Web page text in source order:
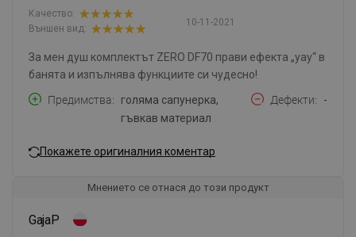
10-11-2021
Качество:
Външен вид:
За мен душ комплектът ZERO DF70 прави ефекта „уау“ в
банята и изпълнява функциите си чудесно!
Предимства
голяма сапунерка,
гъвкав материал
Дефекти -
Покажете оригиналния коментар
Мнението се отнася до този продукт
GajaP